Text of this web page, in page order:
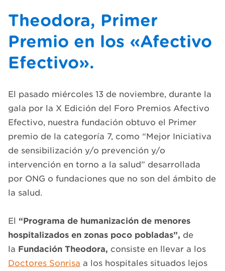
Theodora, Primer
Premio en los «Afectivo
Efectivo».
El pasado miércoles 13 de noviembre, durante la
gala por la X Edición del Foro Premios Afectivo
Efectivo, nuestra fundación obtuvo el Primer
premio de la categoría 7, como “Mejor Iniciativa
de sensibilización y/o prevención y/o
intervención en torno a la salud” desarrollada
por ONG o fundaciones que no son del ámbito de
la salud.
El “Programa de humanización de menores
hospitalizados en zonas poco pobladas”, de
la Fundación Theodora, consiste en llevar a los
Doctores Sonrisa a los hospitales situados lejos